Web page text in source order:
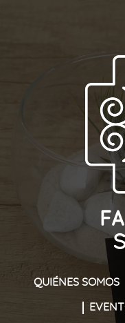
QUIÉNES SOMOS